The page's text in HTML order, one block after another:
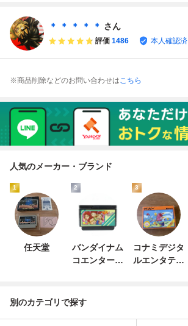
＊ ＊ ＊ ＊ ＊ さん
評価 1486 本人確認済
※商品削除などのお問い合わせはこちら
人気のメーカー・ブランド
1
任天堂
2
バンダイナム
コエンターテ
3
コナミデジタ
ルエンタテイ
別のカテゴリで探す